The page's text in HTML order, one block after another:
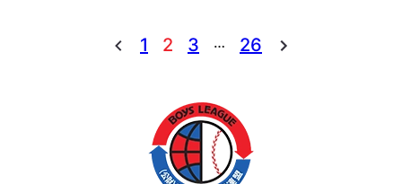
東支部予選
1 2 3 … 26